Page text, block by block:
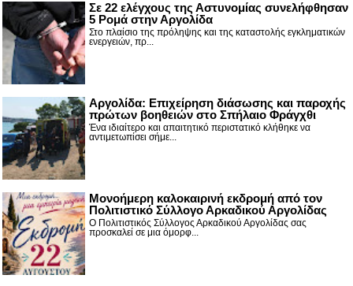
Σε 22 ελέγχους της Αστυνομίας συνελήφθησαν
5 Ρομά στην Αργολίδα
Στο πλαίσιο της πρόληψης και της καταστολής εγκληματικών
ενεργειών, πρ...
Αργολίδα: Επιχείρηση διάσωσης και παροχής
πρώτων βοηθειών στο Σπήλαιο Φράγχθι
Ένα ιδιαίτερο και απαιτητικό περιστατικό κλήθηκε να
αντιμετωπίσει σήμε...
Μονοήμερη καλοκαιρινή εκδρομή από τον
Πολιτιστικό Σύλλογο Αρκαδικού Αργολίδας
Ο Πολιτιστικός Σύλλογος Αρκαδικού Αργολίδας σας
προσκαλεί σε μια όμορφ...